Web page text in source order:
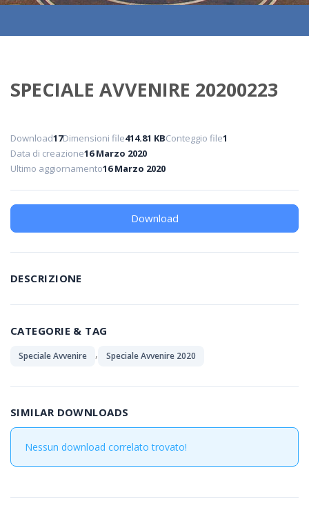
SPECIALE AVVENIRE 20200223
Download17Dimensioni file414.81 KBConteggio file1
Data di creazione16 Marzo 2020
Ultimo aggiornamento16 Marzo 2020
Download
DESCRIZIONE
CATEGORIE & TAG
Speciale Avvenire , Speciale Avvenire 2020
SIMILAR DOWNLOADS
Nessun download correlato trovato!